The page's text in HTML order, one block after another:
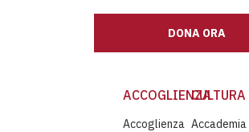
DONA ORA
ACCOGLIENZA
Accoglienza
CULTURA
Accademia